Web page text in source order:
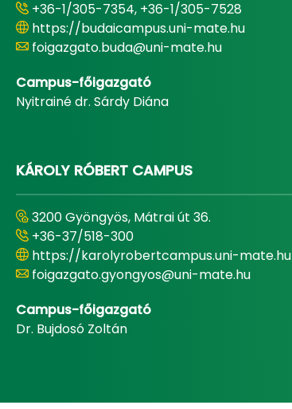
+36-1/305-7354, +36-1/305-7528
https://budaicampus.uni-mate.hu
foigazgato.buda@uni-mate.hu
Campus-főigazgató
Nyitrainé dr. Sárdy Diána
KÁROLY RÓBERT CAMPUS
3200 Gyöngyös, Mátrai út 36.
+36-37/518-300
https://karolyrobertcampus.uni-mate.hu
foigazgato.gyongyos@uni-mate.hu
Campus-főigazgató
Dr. Bujdosó Zoltán